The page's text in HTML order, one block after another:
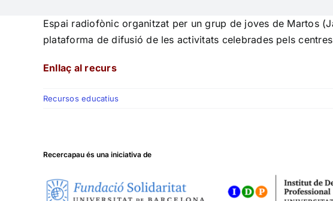
Espai radiofònic organitzat per un grup de joves de Martos
plataforma de difusió de les activitats celebrades pels
Enllaç al recurs
Recursos educatius
Recercapau és una iniciativa de